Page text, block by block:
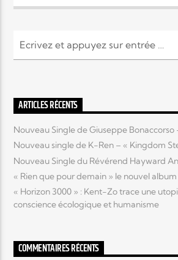
Elyon Hits
Elyon Live
Elyon Kids
ARTICLES RÉCENTS
Nouveau Single de Giuseppe Bonaccorso
Nouveau single de K-Ren – « Kingdom
Nouveau Single du Révérend Hayward
« Rien que pour demain » le nouvel
« Horizon 3000 » : Kent-Zo trace une
conscience écologique et humanisme
COMMENTAIRES RÉCENTS